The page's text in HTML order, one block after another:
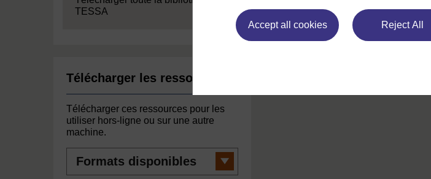
Accept all cookies Reject All
TESSA
Télécharger les ressources
Télécharger ces ressources pour les
utiliser hors-ligne ou sur une autre
machine.
disponibles
Si vous avez un souci
nous contacter ici